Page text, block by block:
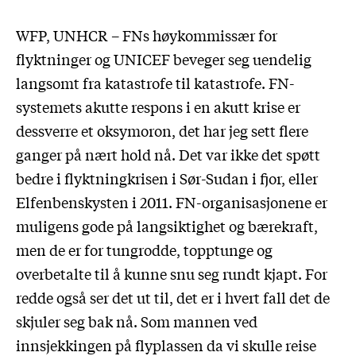
WFP, UNHCR – FNs høykommissær for
flyktninger og UNICEF beveger seg uendelig
langsomt fra katastrofe til katastrofe. FN-
systemets akutte respons i en akutt krise er
dessverre et oksymoron, det har jeg sett flere
ganger på nært hold nå. Det var ikke det spøtt
bedre i flyktningkrisen i Sør-Sudan i fjor, eller
Elfenbenskysten i 2011. FN-organisasjonene er
muligens gode på langsiktighet og bærekraft,
men de er for tungrodde, topptunge og
overbetalte til å kunne snu seg rundt kjapt. For
redde også ser det ut til, det er i hvert fall det de
skjuler seg bak nå. Som mannen ved
innsjekkingen på flyplassen da vi skulle reise